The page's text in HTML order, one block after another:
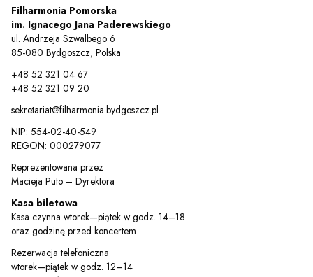
sal
YOUTUBE
Polityka prywatności
Filharmonia Pomorska
im. Ignacego Jana Paderewskiego
ul. Andrzeja Szwalbego 6
85-080 Bydgoszcz, Polska
+48 52 321 04 67
+48 52 321 09 20
sekretariat@filharmonia.bydgoszcz.pl
NIP: 554-02-40-549
REGON: 000279077
Reprezentowana przez
Macieja Puto – Dyrektora
Kasa biletowa
Kasa czynna wtorek—piątek w godz. 14–18
oraz godzinę przed koncertem
Rezerwacja telefoniczna
wtorek—piątek w godz. 12–14